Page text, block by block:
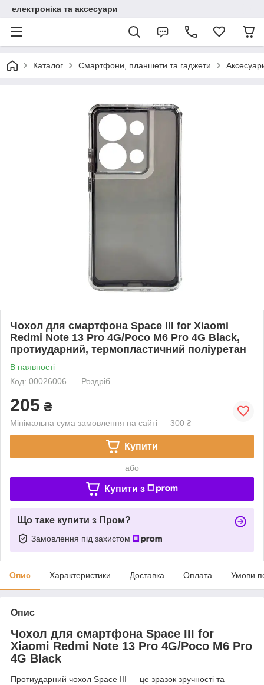
електроніка та аксесуари
Каталог Смартфони, планшети та гаджети
Чохол для смартфона Space III for Xiaomi
Redmi Note 13 Pro 4G/Poco M6 Pro 4G Black,
протиударний, термопластичний поліуретан
В наявності
Код: 00026006
Роздріб
205 ₴
Мінімальна сума замовлення на сайті — 300 ₴
Купити
або
Купити з
Що таке купити з Пром?
Замовлення під захистом
Опис Характеристики Доставка Оплата Умови
Опис
Чохол для смартфона Space III for
Xiaomi Redmi Note 13 Pro 4G/Poco M6 Pro
4G Black
Протиударний чохол Space III — це зразок зручності та